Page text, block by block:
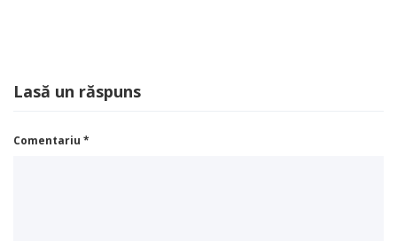
Lasă un răspuns
Comentariu *